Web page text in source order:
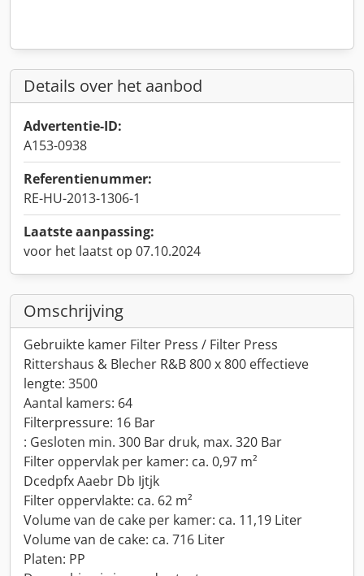
Details over het aanbod
Advertentie-ID:
A153-0938
Referentienummer:
RE-HU-2013-1306-1
Laatste aanpassing:
voor het laatst op 07.10.2024
Omschrijving
Gebruikte kamer Filter Press / Filter Press
Rittershaus & Blecher R&B 800 x 800 effectieve
lengte: 3500
Aantal kamers: 64
Filterpressure: 16 Bar
: Gesloten min. 300 Bar druk, max. 320 Bar
Filter oppervlak per kamer: ca. 0,97 m²
Dcedpfx Aaebr Db Ijtjk
Filter oppervlakte: ca. 62 m²
Volume van de cake per kamer: ca. 11,19 Liter
Volume van de cake: ca. 716 Liter
Platen: PP